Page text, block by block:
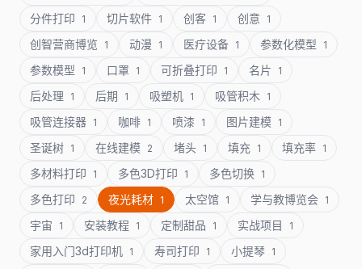
分件打印 1 切片软件 1 创客 1 创意 1
创智营商博览 1 动漫 1 医疗设备 1 参数化模型 1
参数模型 1 口罩 1 可折叠打印 1 名片 1
后处理 1 后期 1 吸塑机 1 吸管积木 1
吸管连接器 1 咖啡 1 喷漆 1 图片建模 1
圣诞树 1 在线建模 2 堵头 1 填充 1 填充率 1
多材料打印 1 多色3D打印 1 多色切换 1
多色打印 2 夜光耗材 1 太空馆 1 学与教博览会 1
宇宙 1 安装教程 1 定制甜品 1 实战项目 1
家用入门3d打印机 1 寿司打印 1 小提琴 1